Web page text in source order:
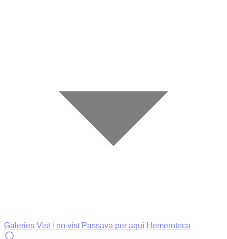
Galeries Vist i no vist Passava per aquí Hemeroteca